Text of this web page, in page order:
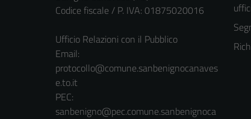
Codice fiscale / P. IVA: 01875020016
Ufficio Relazioni con il Pubblico
Email:
protocollo@comune.sanbenignocanaves
e.to.it
PEC:
sanbenigno@pec.comune.sanbenignoca